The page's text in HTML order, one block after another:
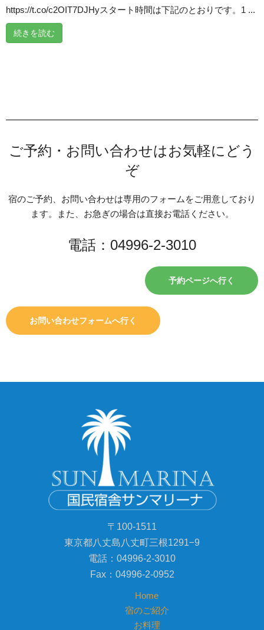
https://t.co/c2OIT7DJHyスタート時間は下記のとおりです。1 ...
続きを読む
ご予約・お問い合わせはお気軽にどう
ぞ
宿のご予約、お問い合わせは専用のフォームをご用意しており
ます。また、お急ぎの場合は直接お電話ください。
電話：04996-2-3010
予約ページへ行く
お問い合わせフォームへ行く
〒100-1511
東京都八丈島八丈町三根1291−9
電話：04996-2-3010
Fax：04996-2-0952
Home
宿のご紹介
お料理